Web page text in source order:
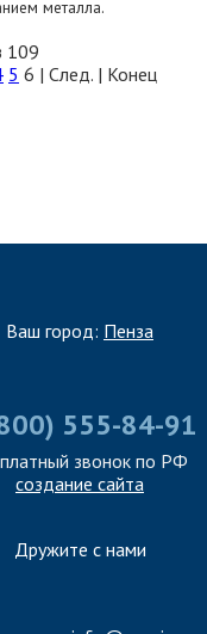
металла.
109
5 6 | След. | Конец
Ваш город: Пенза
555-84-91
звонок по РФ
создание сайта
Дружите с нами